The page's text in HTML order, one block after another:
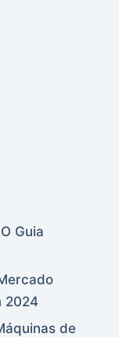
Guia
2024
de